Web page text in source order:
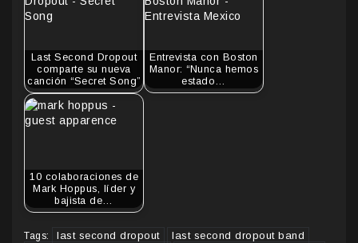
Last Second Dropout
comparte su nueva
canción “Secret Song”
Entrevista con Boston
Manor: “Nunca hemos
estado…
10 colaboraciones de
Mark Hoppus, líder y
bajista de…
Tags: last second dropout
last second dropout band